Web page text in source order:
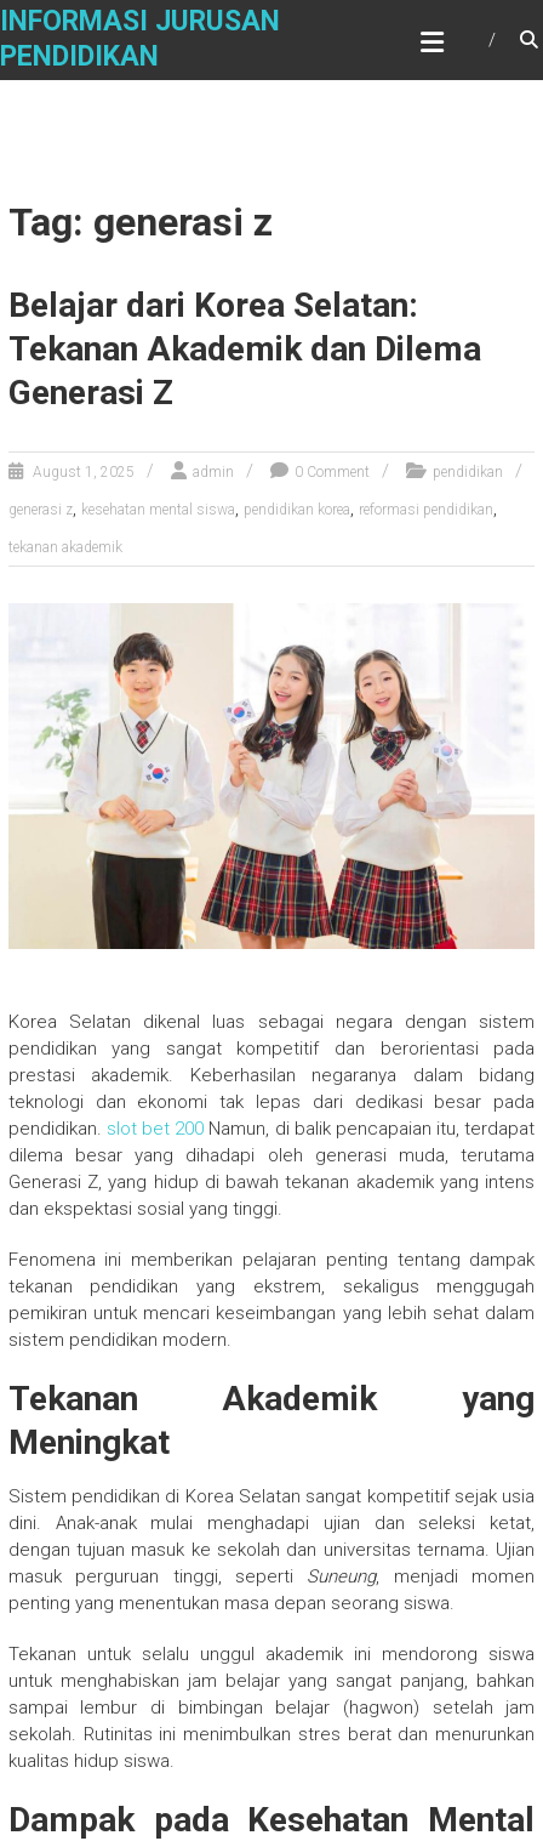
Skip
content
INFORMASI JURUSAN
PENDIDIKAN
Tag: generasi z
Belajar dari Korea Selatan:
Tekanan Akademik dan Dilema
Generasi Z
August 1, 2025 admin 0 Comment pendidikan
generasi z, kesehatan mental siswa, pendidikan korea, reformasi pendidikan,
tekanan akademik
Korea Selatan dikenal luas sebagai negara dengan sistem
pendidikan yang sangat kompetitif dan berorientasi pada
prestasi akademik. Keberhasilan negaranya dalam bidang
teknologi dan ekonomi tak lepas dari dedikasi besar pada
pendidikan. slot bet 200 Namun, di balik pencapaian itu, terdapat
dilema besar yang dihadapi oleh generasi muda, terutama
Generasi Z, yang hidup di bawah tekanan akademik yang intens
dan ekspektasi sosial yang tinggi.
Fenomena ini memberikan pelajaran penting tentang dampak
tekanan pendidikan yang ekstrem, sekaligus menggugah
pemikiran untuk mencari keseimbangan yang lebih sehat dalam
sistem pendidikan modern.
Tekanan Akademik yang
Meningkat
Sistem pendidikan di Korea Selatan sangat kompetitif sejak usia
dini. Anak-anak mulai menghadapi ujian dan seleksi ketat,
dengan tujuan masuk ke sekolah dan universitas ternama. Ujian
masuk perguruan tinggi, seperti Suneung, menjadi momen
penting yang menentukan masa depan seorang siswa.
Tekanan untuk selalu unggul akademik ini mendorong siswa
untuk menghabiskan jam belajar yang sangat panjang, bahkan
sampai lembur di bimbingan belajar (hagwon) setelah jam
sekolah. Rutinitas ini menimbulkan stres berat dan menurunkan
kualitas hidup siswa.
Dampak pada Kesehatan Mental